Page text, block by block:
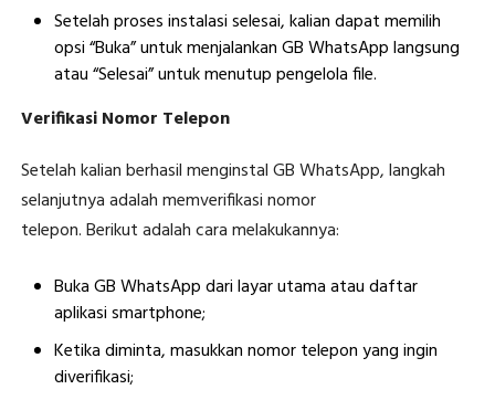
Setelah proses instalasi selesai, kalian dapat memilih
opsi “Buka” untuk menjalankan GB WhatsApp langsung
atau “Selesai” untuk menutup pengelola file.
Verifikasi Nomor Telepon
Setelah kalian berhasil menginstal GB WhatsApp, langkah
selanjutnya adalah memverifikasi nomor
telepon. Berikut adalah cara melakukannya:
Buka GB WhatsApp dari layar utama atau daftar
aplikasi smartphone;
Ketika diminta, masukkan nomor telepon yang ingin
diverifikasi;